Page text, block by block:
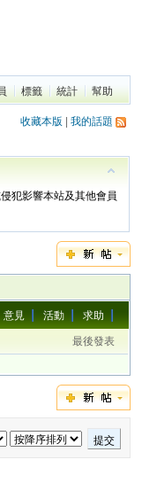
標籤 統計 幫助
收藏本版 我的話題
犯影響本站及其他會員
意見 活動 求助
最後發表
提交